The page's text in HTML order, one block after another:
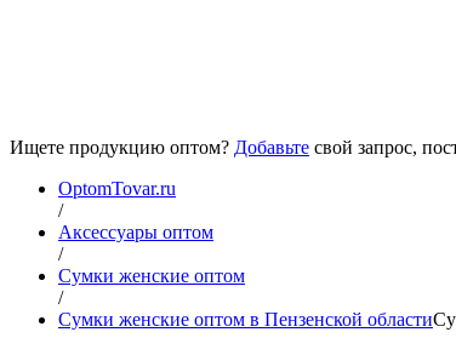
Ищете продукцию оптом? Добавьте свой запрос,
OptomTovar.ru
/
Аксессуары оптом
/
Сумки женские оптом
/
Сумки женские оптом в Пензенской области